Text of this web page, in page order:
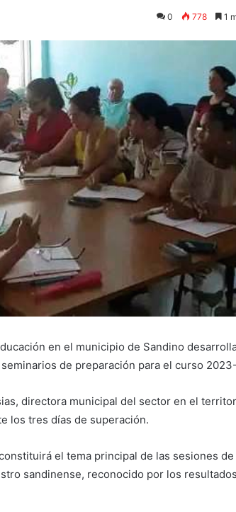
0 778 1
en el municipio de Sandino
de preparación para el curso
directora municipal del sector en el
los tres días de superación.
el tema principal de las sesiones
sandinense, reconocido por los